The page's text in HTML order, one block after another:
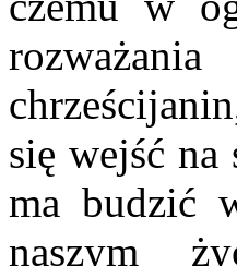
się wejść na
ma budzić
naszym